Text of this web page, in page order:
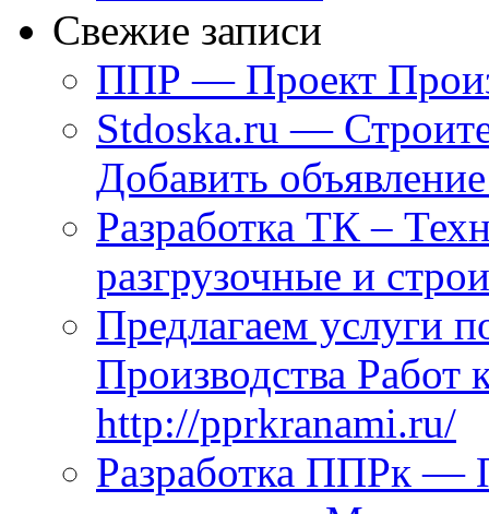
Свежие записи
ППР — Проект
Stdoska.ru —
Добавить
Разработка ТК –
разгрузочные и
Предлагаем услуги
Производства Работ
http://pprkranami.ru/
Разработка ППРк —